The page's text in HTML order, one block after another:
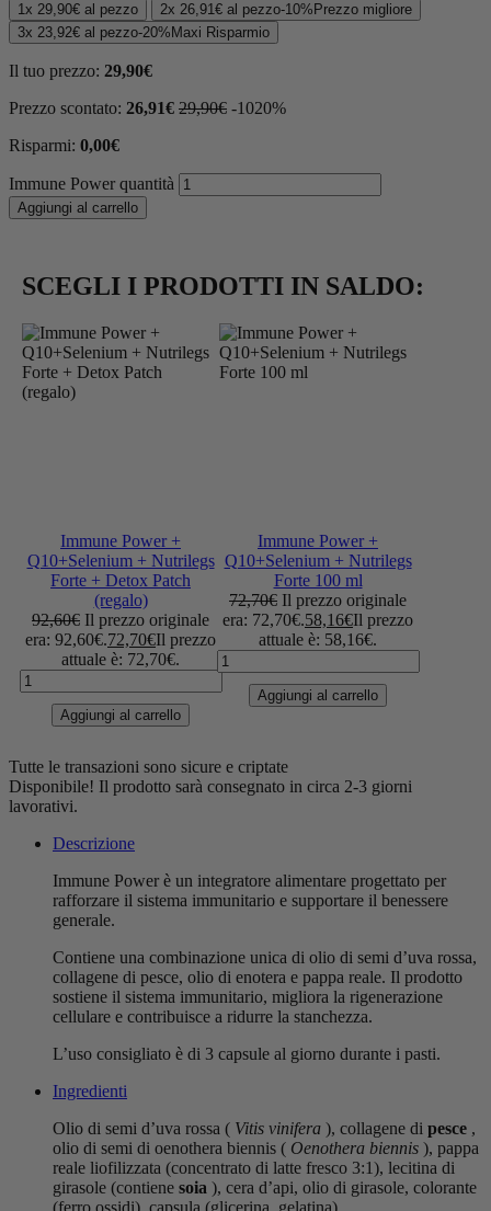
1x 29,90€ al pezzo 2x 26,91€ al pezzo-10% Prezzo migliore
3x 23,92€ al pezzo-20% Maxi Risparmio
Il tuo prezzo: 29,90€
Prezzo scontato: 26,91€ 29,90€ -1020%
Risparmi: 0,00€
Immune Power quantità
Aggiungi al carrello
SCEGLI I PRODOTTI IN SALDO:
Immune Power +
Q10+Selenium + Nutrilegs
Forte + Detox Patch
(regalo)
92,60€ Il prezzo originale
era: 92,60€.72,70€Il prezzo
attuale è: 72,70€.
Aggiungi al carrello
Immune Power +
Q10+Selenium + Nutrilegs
Forte 100 ml
72,70€ Il prezzo originale
era: 72,70€.58,16€Il prezzo
attuale è: 58,16€.
Aggiungi al carrello
Tutte le transazioni sono sicure e criptate
Disponibile! Il prodotto sarà consegnato in circa 2-3 giorni
lavorativi.
Descrizione
Immune Power è un integratore alimentare progettato per
rafforzare il sistema immunitario e supportare il benessere
generale.
Contiene una combinazione unica di olio di semi d’uva rossa,
collagene di pesce, olio di enotera e pappa reale. Il prodotto
sostiene il sistema immunitario, migliora la rigenerazione
cellulare e contribuisce a ridurre la stanchezza.
L’uso consigliato è di 3 capsule al giorno durante i pasti.
Ingredienti
Olio di semi d’uva rossa ( Vitis vinifera ), collagene di pesce ,
olio di semi di oenothera biennis ( Oenothera biennis ), pappa
reale liofilizzata (concentrato di latte fresco 3:1), lecitina di
girasole (contiene soia ), cera d’api, olio di girasole, colorante